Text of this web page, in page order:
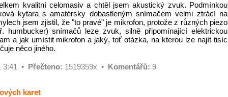
kvalitní celomasiv a chtěl jsem akustický zvuk. Podmínkou
kytara s amatérsky dobastleným snímačem velmi ztrácí na
jsem zjistil, že "to pravé" je mikrofon, protože z různých piezo
humbucker) snímačů leze zvuk, silně připomínající elektrickou
a jak umístit mikrofon a jaký, toť otázka, na kterou lze najít tisíc
něco jiného.
3:41 • Přečteno: 1519359x • Komentářů: 9
karet